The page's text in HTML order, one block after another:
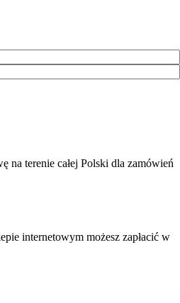
na terenie całej Polski dla zamówień
internetowym możesz zapłacić w